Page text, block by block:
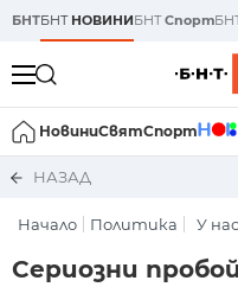
БНТБНТ НОВИНИБНТСпорт
НовиниСвятСпорт
НАЗАД
Начало Политика У нас
Сериозни